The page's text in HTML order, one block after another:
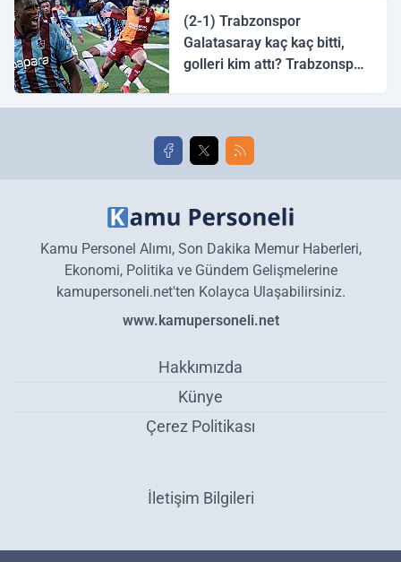
(2-1) Trabzonspor
Galatasaray kaç kaç bitti,
golleri kim attı? Trabzonspor
golleri!
Kamu Personel Alımı, Son Dakika Memur Haberleri,
Ekonomi, Politika ve Gündem Gelişmelerine
kamupersoneli.net'ten Kolayca Ulaşabilirsiniz.
www.kamupersoneli.net
Hakkımızda
Künye
Çerez Politikası
İletişim Bilgileri